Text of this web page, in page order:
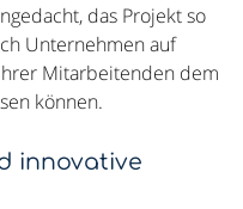
das Projekt so
Unternehmen auf
Mitarbeitenden dem
können.
innovative